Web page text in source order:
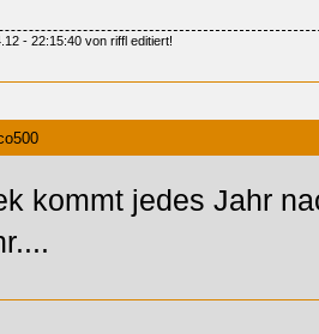
- 22:15:40 von riffl editiert!
kommt jedes Jahr